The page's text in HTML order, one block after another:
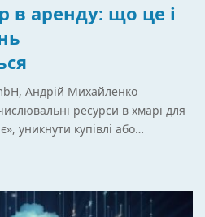
в аренду: що це і
Андрій Михайленко
ресурси в хмарі для
уникнути купівлі або…